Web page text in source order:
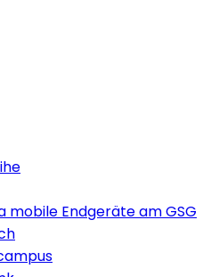
mobile Endgeräte am GSG